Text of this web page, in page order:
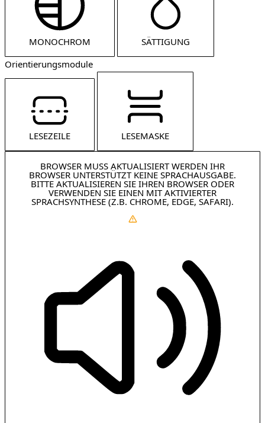
MONOCHROM
SÄTTIGUNG
Orientierungsmodule
LESEZEILE LESEMASKE
BROWSER MUSS AKTUALISIERT WERDEN IHR
BROWSER UNTERSTÜTZT KEINE SPRACHAUSGABE.
BITTE AKTUALISIEREN SIE IHREN BROWSER ODER
VERWENDEN SIE EINEN MIT AKTIVIERTER
SPRACHSYNTHESE (Z.B. CHROME, EDGE, SAFARI).
WIE AKTUALISIEREN?